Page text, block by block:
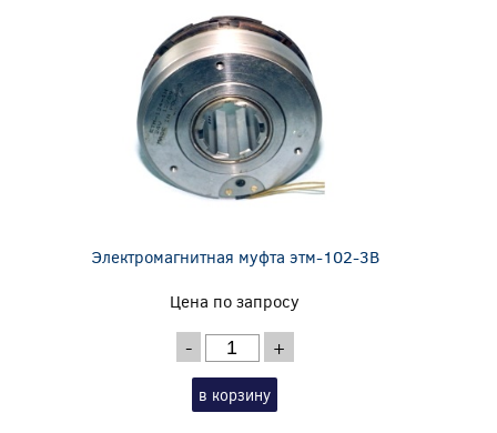
Электромагнитная муфта этм-102-3В
Цена по запросу
- +
в корзину